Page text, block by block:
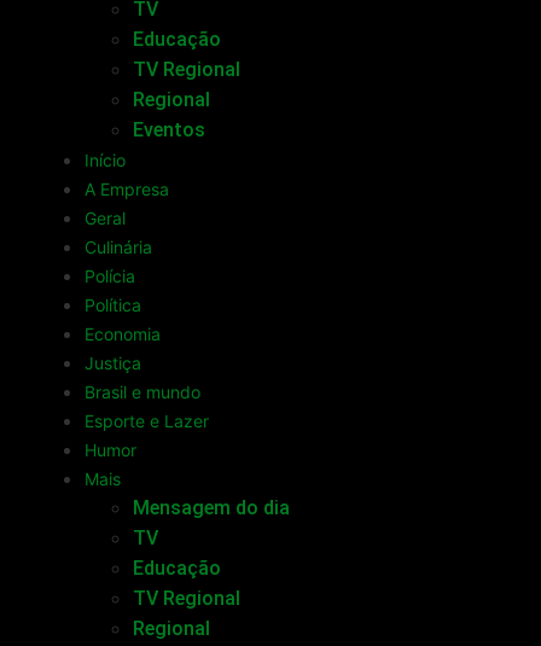
TV
Educação
TV Regional
Regional
Eventos
Início
A Empresa
Geral
Culinária
Polícia
Política
Economia
Justiça
Brasil e mundo
Esporte e Lazer
Humor
Mais
Mensagem do dia
TV
Educação
TV Regional
Regional